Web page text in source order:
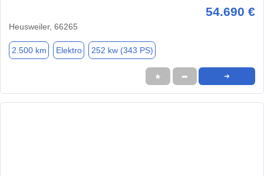
54.690 €
Heusweiler, 66265
2.500 km Elektro 252 kw (343 PS)
★ ➦ ➜